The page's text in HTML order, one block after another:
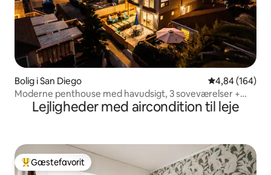
Bolig i San Diego 4,84 ud af 5 i
4,84 (164)
Moderne penthouse med havudsigt, 3 soveværelser +
parkering
Lejligheder med aircondition til leje
Bedste gæstefavorit
Gæstefavorit